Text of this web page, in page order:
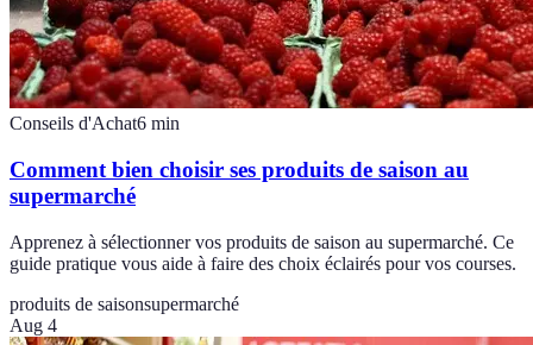
Conseils d'Achat6 min
Comment bien choisir ses produits de saison au
supermarché
Apprenez à sélectionner vos produits de saison au supermarché. Ce
guide pratique vous aide à faire des choix éclairés pour vos courses.
produits de saisonsupermarché
Aug 4